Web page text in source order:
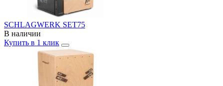
SCHLAGWERK SET75
В наличии
Купить в 1 клик